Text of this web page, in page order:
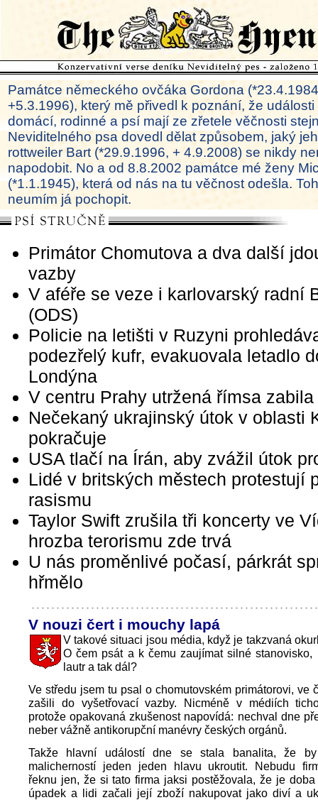
Památce německého ovčáka Gordona
+5.3.1996), který mě přivedl k poznání, že
domácí, rodinné a psí mají ze zřetele věčnosti
Neviditelného psa dovedl dělat způsobem, jaký
rottweiler Bart (*29.9.1996, + 4.9.2008) se nikdy
napodobit. No a od 8.8.2002 památce mé ženy
(*1.1.1945), která od nás na tu věčnost odešla.
neumím já pochopit.
Primátor Chomutova a dva další
vazby
V aféře se veze i karlovarský radní
(ODS)
Policie na letišti v Ruzyni
podezřelý kufr, evakuovala letadlo
Londýna
V centru Prahy utržená římsa
Nečekaný ukrajinský útok v oblasti
pokračuje
USA tlačí na Írán, aby zvážil útok
Lidé v britských městech protestují
rasismu
Taylor Swift zrušila tři koncerty ve
hrozba terorismu zde trvá
U nás proměnlivé počasí, párkrát
hřmělo
V nouzi čert i mouchy lapá
V takové situaci jsou média, když je takzvaná
O čem psát a k čemu zaujímat silné stanovisko,
lautr a tak dál?
Ve středu jsem tu psal o chomutovském primátorovi, ve
zašili do vyšetřovací vazby. Nicméně v médiích
protože opakovaná zkušenost napovídá: nechval dne
neber vážně antikorupční manévry českých orgánů.
Takže hlavní událostí dne se stala banalita, že
malicherností jeden jeden hlavu ukroutit. Nebudu
řeknu jen, že si tato firma jaksi postěžovala, že je
úpadek a lidi začali její zboží nakupovat jako diví a